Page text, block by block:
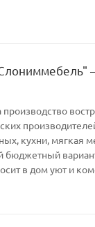
–
кухни, мягкая
бюджетный
в дом уют и